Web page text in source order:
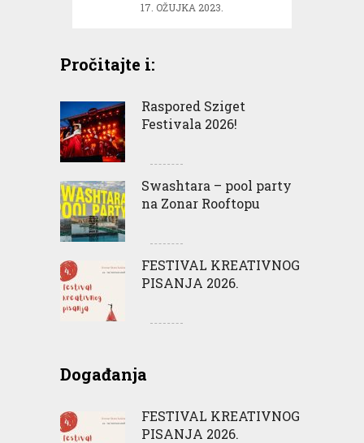
17. OŽUJKA 2023.
Pročitajte i:
Raspored Sziget
Festivala 2026!
Swashtara – pool party
na Zonar Rooftopu
FESTIVAL KREATIVNOG
PISANJA 2026.
Događanja
FESTIVAL KREATIVNOG
PISANJA 2026.